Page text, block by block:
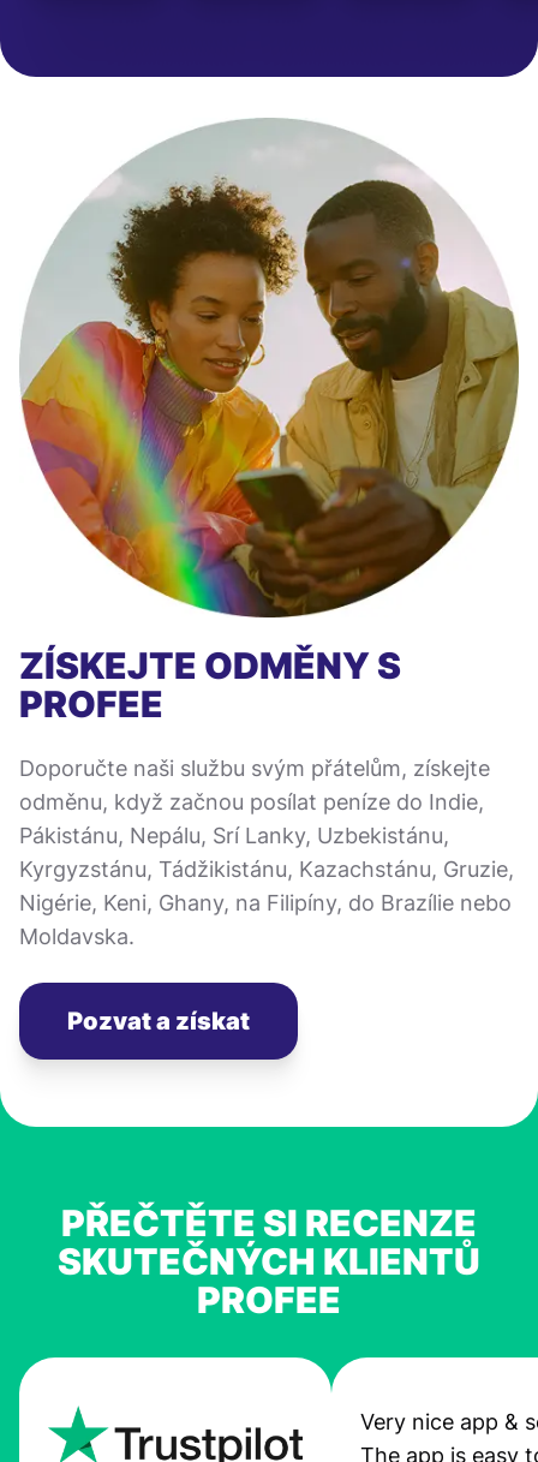
ZÍSKEJTE ODMĚNY S
PROFEE
Doporučte naši službu svým přátelům, získejte
odměnu, když začnou posílat peníze do Indie,
Pákistánu, Nepálu, Srí Lanky, Uzbekistánu,
Kyrgyzstánu, Tádžikistánu, Kazachstánu, Gruzie,
Nigérie, Keni, Ghany, na Filipíny, do Brazílie nebo
Moldavska.
Pozvat a získat
PŘEČTĚTE SI RECENZE
SKUTEČNÝCH KLIENTŮ
PROFEE
Very nice app &
The app is easy